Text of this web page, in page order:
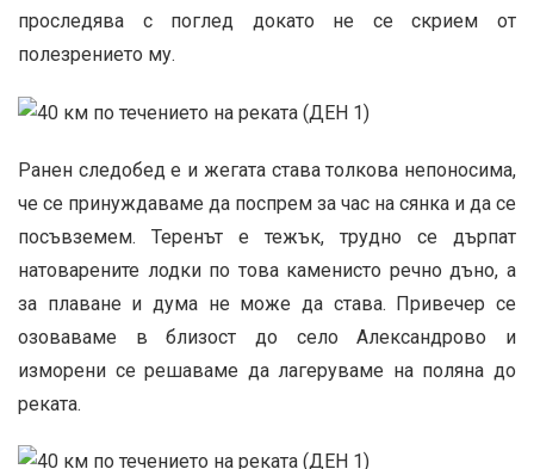
проследява с поглед докато не се скрием от
полезрението му.
Ранен следобед е и жегата става толкова непоносима,
че се принуждаваме да поспрем за час на сянка и да се
посъвземем. Теренът е тежък, трудно се дърпат
натоварените лодки по това каменисто речно дъно, а
за плаване и дума не може да става. Привечер се
озоваваме в близост до село Александрово и
изморени се решаваме да лагеруваме на поляна до
реката.